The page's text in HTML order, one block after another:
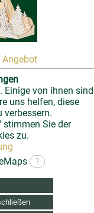
Einige von ihnen sind
uns helfen, diese
verbessern.
stimmen Sie der
zu.
?